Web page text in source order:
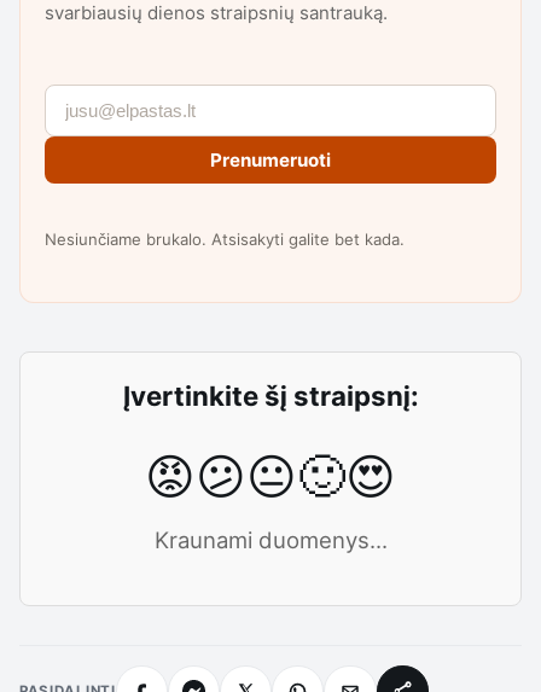
svarbiausių dienos straipsnių santrauką.
Prenumeruoti
Nesiunčiame brukalo. Atsisakyti galite bet kada.
Įvertinkite šį straipsnį:
😡😕😐🙂😍
Kraunami duomenys...